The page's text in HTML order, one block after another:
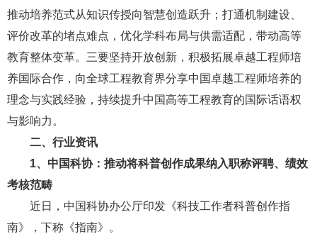
推动培养范式从知识传授向智慧创造跃升；打通机制建设、
评价改革的堵点难点，优化学科布局与供需适配，带动高等
教育整体变革。三要坚持开放创新，积极拓展卓越工程师培
养国际合作，向全球工程教育界分享中国卓越工程师培养的
理念与实践经验，持续提升中国高等工程教育的国际话语权
与影响力。
二、行业资讯
1、 中国科协：推动将科普创作成果纳入职称评聘、绩效
考核范畴
近日，中国科协办公厅印发《科技工作者科普创作指
南》，下称《指南》。